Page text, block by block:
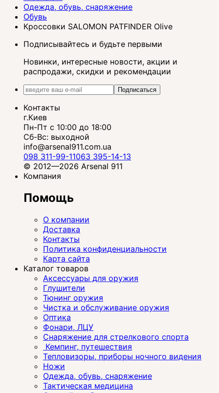
Одежда, обувь, снаряжение
Обувь
Кроссовки SALOMON PATFINDER Olive
Подписывайтесь и будьте первыми
Новинки, интересные новости, акции и
распродажи, скидки и рекомендации
Подписаться
Контакты
г.Киев
Пн-Пт с 10:00 до 18:00
Сб-Вс: выходной
info@arsenal911.com.ua
098 311-99-11063 395-14-13
© 2012—2026 Arsenal 911
Компания
Помощь
О компании
Доставка
Контакты
Политика конфиденциальности
Карта сайта
Каталог товаров
Аксессуары для оружия
Глушители
Тюнинг оружия
Чистка и обслуживание оружия
Оптика
Фонари, ЛЦУ
Снаряжение для стрелкового спорта
Кемпинг, путешествия
Тепловизоры, приборы ночного видения
Ножи
Одежда, обувь, снаряжение
Тактическая медицина